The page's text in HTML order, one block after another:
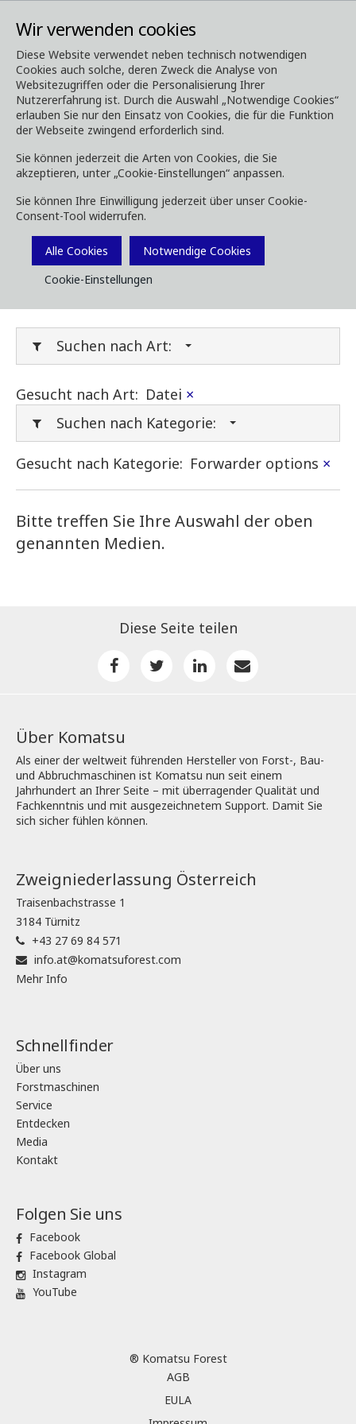
Wir verwenden cookies
Diese Website verwendet neben technisch notwendigen
Cookies auch solche, deren Zweck die Analyse von
Websitezugriffen oder die Personalisierung Ihrer
Nutzererfahrung ist. Durch die Auswahl „Notwendige Cookies“
erlauben Sie nur den Einsatz von Cookies, die für die Funktion
der Webseite zwingend erforderlich sind.
Sie können jederzeit die Arten von Cookies, die Sie
akzeptieren, unter „Cookie-Einstellungen“ anpassen.
Sie können Ihre Einwilligung jederzeit über unser Cookie-
Consent-Tool widerrufen.
Alle Cookies
Notwendige Cookies
Cookie-Einstellungen
Media Downloads
Downloads
Laden Sie Broschüren, Bilder, Videos,
Kundenmagazine und andere Medien herunter.
Sie können dies nach Typ oder Kategorie unten
Filtern.
Filter Media
Suchen nach Art:
Gesucht nach Art: Datei ×
Suchen nach Kategorie:
Gesucht nach Kategorie: Forwarder options ×
Bitte treffen Sie Ihre Auswahl der oben
genannten Medien.
Diese Seite teilen
Über Komatsu
Als einer der weltweit führenden Hersteller von Forst-, Bau-
und Abbruchmaschinen ist Komatsu nun seit einem
Jahrhundert an Ihrer Seite – mit überragender Qualität und
Fachkenntnis und mit ausgezeichnetem Support. Damit Sie
sich sicher fühlen können.
Zweigniederlassung Österreich
Traisenbachstrasse 1
3184 Türnitz
+43 27 69 84 571
info.at@komatsuforest.com
Mehr Info
Schnellfinder
Über uns
Forstmaschinen
Service
Entdecken
Media
Kontakt
Folgen Sie uns
Facebook
Facebook Global
Instagram
YouTube
® Komatsu Forest
AGB
EULA